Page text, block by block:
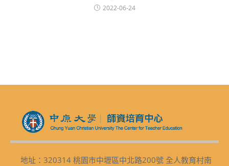
2022-06-24
地址：320314 桃園市中壢區中北路200號 全人教育村南